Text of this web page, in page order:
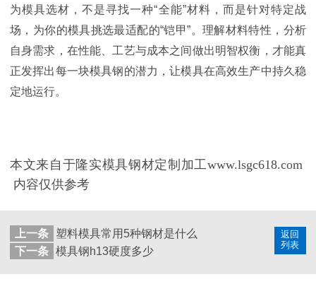
为模具选材，不是寻找一种“全能”材料，而是针对特定战
场，为你的模具挑选最适配的“铠甲”。理解材料特性，分析
自身需求，在性能、工艺与成本之间做出明智权衡，才能真
正发挥出每一块模具钢的潜力，让模具在高效生产中持久稳
定地运行。
本文来自于隆实模具钢材定制加工www.lsgc618.com
内容仅供参考
返回
列表
上一条
塑料模具常用5种钢材是什么
下一条 模具钢h13硬度多少